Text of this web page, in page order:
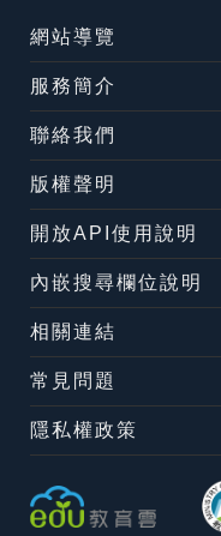
網站導覽
服務簡介
聯絡我們
版權聲明
開放API使用說明
內嵌搜尋欄位說明
相關連結
常見問題
隱私權政策